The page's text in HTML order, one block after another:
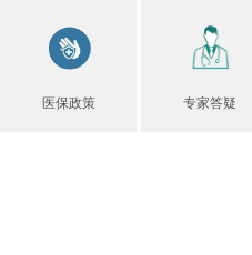
医保政策 专家答疑